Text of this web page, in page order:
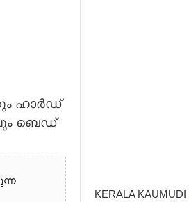
ഹാർഡ്
ബെഡ്
KERALA KAUMUDI